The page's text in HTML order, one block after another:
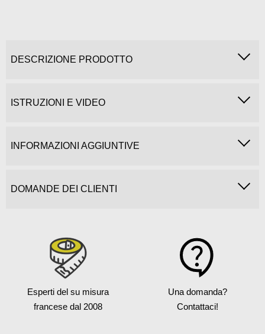
DESCRIZIONE PRODOTTO
ISTRUZIONI E VIDEO
INFORMAZIONI AGGIUNTIVE
DOMANDE DEI CLIENTI
Esperti del su misura
francese dal 2008
Una domanda?
Contattaci!